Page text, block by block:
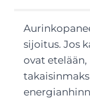
sijoitus. Jos
ovat